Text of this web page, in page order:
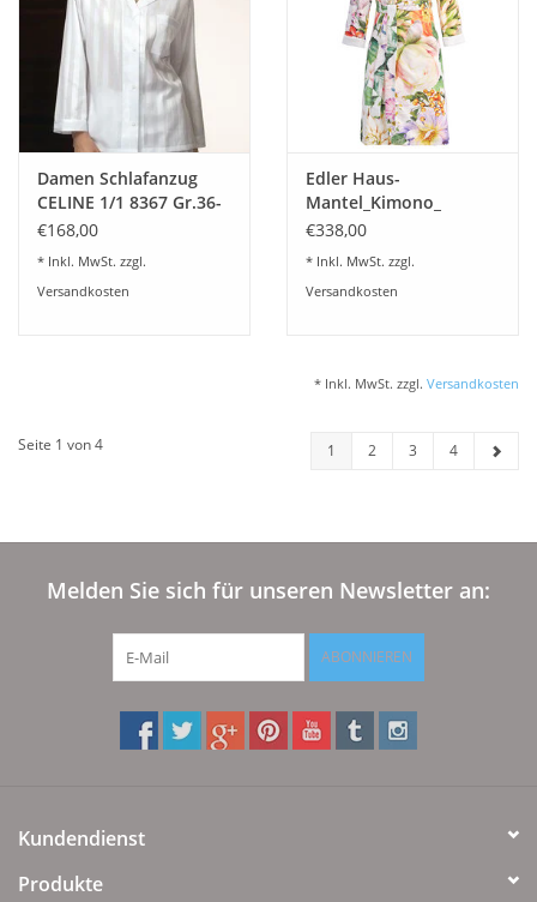
Damen Schlafanzug
CELINE 1/1 8367 Gr.36-
48
€168,00
* Inkl. MwSt. zzgl.
Versandkosten
Edler Haus-
Mantel_Kimono_
FIORENZA - mit Frottier
€338,00
* Inkl. MwSt. zzgl.
Versandkosten
* Inkl. MwSt. zzgl. Versandkosten
Seite 1 von 4 1 2 3 4
Melden Sie sich für unseren Newsletter an:
ABONNIEREN
Kundendienst
Produkte